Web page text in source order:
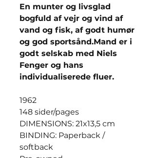
En munter og livsglad
bogfuld af vejr og vind af
vand og fisk, af godt humør
og god sportsånd.Mand er i
godt selskab med Niels
Fenger og hans
individualiserede fluer.
1962
148 sider/pages
DIMENSIONS: 21x13,5 cm
BINDING: Paperback /
softback